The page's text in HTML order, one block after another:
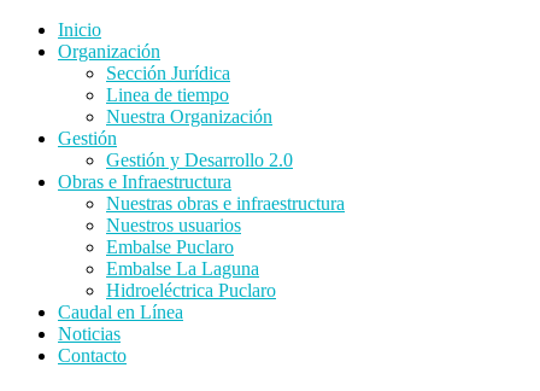
Inicio
Organización
Sección Jurídica
Linea de tiempo
Nuestra Organización
Gestión
Gestión y Desarrollo 2.0
Obras e Infraestructura
Nuestras obras e infraestructura
Nuestros usuarios
Embalse Puclaro
Embalse La Laguna
Hidroeléctrica Puclaro
Caudal en Línea
Noticias
Contacto